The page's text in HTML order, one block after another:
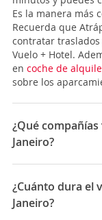
Es la manera más
Recuerda que
contratar
Vuelo + Hotel.
en coche de
sobre los
¿Qué
Janeiro?
Las compañías
son: Aerolineas
¿Cuánto dura el
Janeiro?